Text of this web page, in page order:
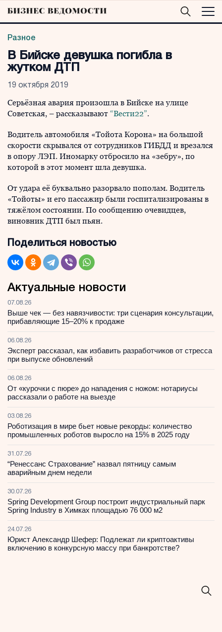
Разное
В Бийске девушка погибла в
жутком ДТП
19 октября 2019
Серьёзная авария произошла в Бийске на улице
Советская, – рассказывают “Вести22”.
Водитель автомобиля «Тойота Корона» на большой
скорости скрывался от сотрудников ГИБДД и врезался
в опору ЛЭП. Иномарку отбросило на «зебру», по
которой в этот момент шла девушка.
От удара её буквально разорвало пополам. Водитель
«Тойоты» и его пассажир были госпитализированы в
тяжёлом состоянии. По сообщению очевидцев,
виновник ДТП был пьян.
Поделиться новостью
Актуальные новости
07.08.26
Выше чек — без навязчивости: три сценария консультации,
прибавляющие 15–20% к продаже
06.08.26
Эксперт рассказал, как избавить разработчиков от стресса
при выпуске обновлений
06.08.26
От «курочки с пюре» до нападения с ножом: нотариусы
рассказали о работе на выезде
03.08.26
Роботизация в мире бьет новые рекорды: количество
промышленных роботов выросло на 15% в 2025 году
31.07.26
“Ренессанс Страхование” назвал пятницу самым
аварийным днем недели
30.07.26
Spring Development Group построит индустриальный парк
Spring Industry в Химках площадью 76 000 м2
24.07.26
Юрист Александр Шефер: Подлежат ли криптоактивы
включению в конкурсную массу при банкротстве?